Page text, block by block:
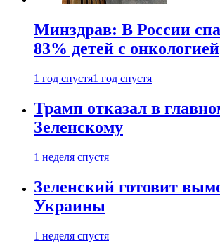
Минздрав: В России
83% детей с онкологией
1 год спустя1 год спустя
Трамп отказал в
Зеленскому
1 неделя спустя
Зеленский готовит
Украины
1 неделя спустя